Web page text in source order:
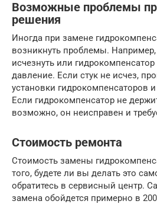
Возможные проблемы
решения
Иногда при замене
возникнуть проблемы.
исчезнуть или
давление. Если стук не исчез,
установки гидрокомпенсаторов
Если гидрокомпенсатор не
возможно, он неисправен и
Стоимость ремонта
Стоимость замены
того, будете ли вы делать это
обратитесь в сервисный центр.
замена обойдется примерно в